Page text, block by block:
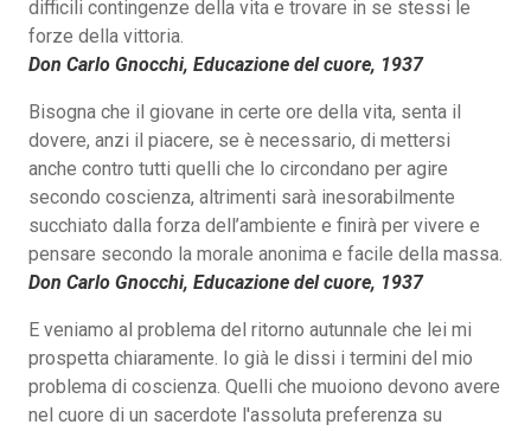
difficili contingenze della vita e trovare in se stessi le
forze della vittoria.
Don Carlo Gnocchi, Educazione del cuore, 1937
Bisogna che il giovane in certe ore della vita, senta il
dovere, anzi il piacere, se è necessario, di mettersi
anche contro tutti quelli che lo circondano per agire
secondo coscienza, altrimenti sarà inesorabilmente
succhiato dalla forza dell’ambiente e finirà per vivere e
pensare secondo la morale anonima e facile della massa.
Don Carlo Gnocchi, Educazione del cuore, 1937
E veniamo al problema del ritorno autunnale che lei mi
prospetta chiaramente. Io già le dissi i termini del mio
problema di coscienza. Quelli che muoiono devono avere
nel cuore di un sacerdote l'assoluta preferenza su